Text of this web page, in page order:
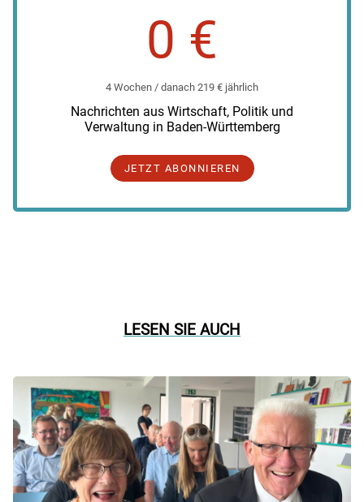
0 €
4 Wochen / danach 219 € jährlich
Nachrichten aus Wirtschaft, Politik und
Verwaltung in Baden-Württemberg
JETZT ABONNIEREN
LESEN SIE AUCH